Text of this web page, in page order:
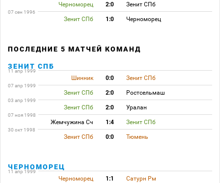
Черноморец 2:0 Зенит СПб
07 сен 1996
Зенит СПб 1:0 Черноморец
ПОСЛЕДНИЕ 5 МАТЧЕЙ КОМАНД
ЗЕНИТ СПБ
11 апр 1999
Шинник 0:0 Зенит СПб
07 апр 1999
Зенит СПб 2:0 Ростсельмаш
03 апр 1999
Зенит СПб 2:0 Уралан
07 ноя 1998
Жемчужина Сч 1:4 Зенит СПб
30 окт 1998
Зенит СПб 0:0 Тюмень
ЧЕРНОМОРЕЦ
11 апр 1999
Черноморец 1:1 Сатурн Рм